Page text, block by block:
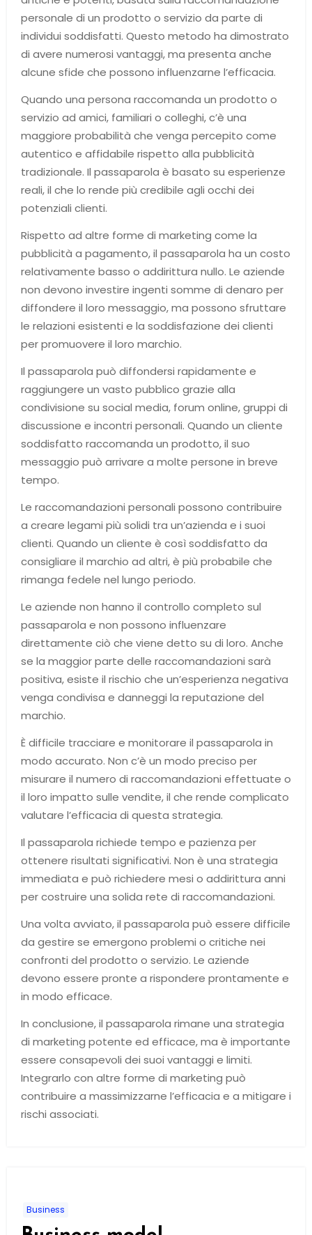
personale di un prodotto o servizio da parte di
individui soddisfatti. Questo metodo ha dimostrato
di avere numerosi vantaggi, ma presenta anche
alcune sfide che possono influenzarne l’efficacia.
Quando una persona raccomanda un prodotto o
servizio ad amici, familiari o colleghi, c’è una
maggiore probabilità che venga percepito come
autentico e affidabile rispetto alla pubblicità
tradizionale. Il passaparola è basato su esperienze
reali, il che lo rende più credibile agli occhi dei
potenziali clienti.
Rispetto ad altre forme di marketing come la
pubblicità a pagamento, il passaparola ha un costo
relativamente basso o addirittura nullo. Le aziende
non devono investire ingenti somme di denaro per
diffondere il loro messaggio, ma possono sfruttare
le relazioni esistenti e la soddisfazione dei clienti
per promuovere il loro marchio.
Il passaparola può diffondersi rapidamente e
raggiungere un vasto pubblico grazie alla
condivisione su social media, forum online, gruppi di
discussione e incontri personali. Quando un cliente
soddisfatto raccomanda un prodotto, il suo
messaggio può arrivare a molte persone in breve
tempo.
Le raccomandazioni personali possono contribuire
a creare legami più solidi tra un’azienda e i suoi
clienti. Quando un cliente è così soddisfatto da
consigliare il marchio ad altri, è più probabile che
rimanga fedele nel lungo periodo.
Le aziende non hanno il controllo completo sul
passaparola e non possono influenzare
direttamente ciò che viene detto su di loro. Anche
se la maggior parte delle raccomandazioni sarà
positiva, esiste il rischio che un’esperienza negativa
venga condivisa e danneggi la reputazione del
marchio.
È difficile tracciare e monitorare il passaparola in
modo accurato. Non c’è un modo preciso per
misurare il numero di raccomandazioni effettuate o
il loro impatto sulle vendite, il che rende complicato
valutare l’efficacia di questa strategia.
Il passaparola richiede tempo e pazienza per
ottenere risultati significativi. Non è una strategia
immediata e può richiedere mesi o addirittura anni
per costruire una solida rete di raccomandazioni.
Una volta avviato, il passaparola può essere difficile
da gestire se emergono problemi o critiche nei
confronti del prodotto o servizio. Le aziende
devono essere pronte a rispondere prontamente e
in modo efficace.
In conclusione, il passaparola rimane una strategia
di marketing potente ed efficace, ma è importante
essere consapevoli dei suoi vantaggi e limiti.
Integrarlo con altre forme di marketing può
contribuire a massimizzarne l’efficacia e a mitigare i
rischi associati.
Business